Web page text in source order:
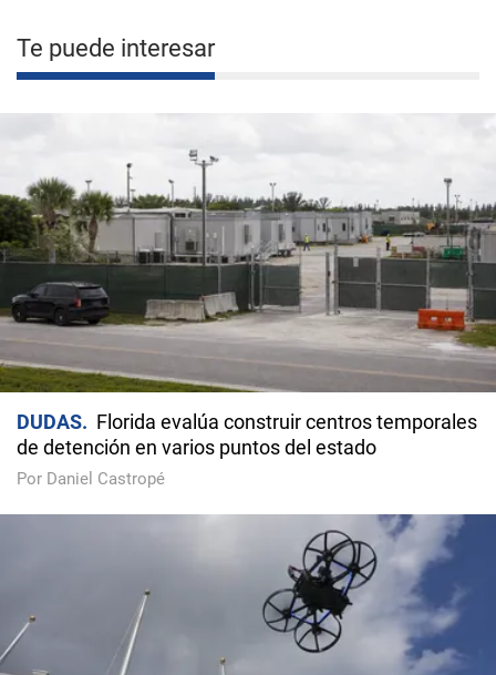
Te puede interesar
DUDAS
Florida evalúa construir centros temporales
de detención en varios puntos del estado
Por Daniel Castropé